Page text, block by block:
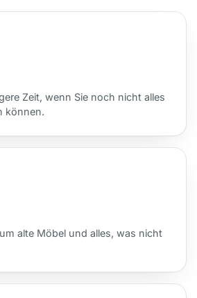
Zeit, wenn Sie noch nicht alles
können.
alte Möbel und alles, was nicht